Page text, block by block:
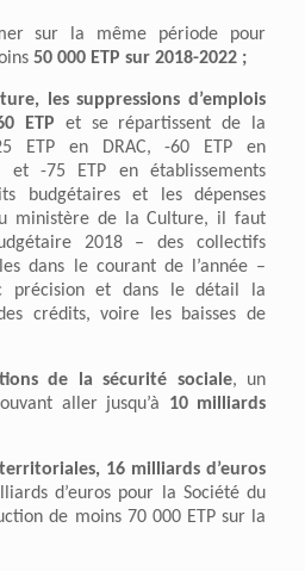
sur la même période pour
50 000 ETP sur 2018-2022 ;
les suppressions d’emplois
ETP et se répartissent de la
ETP en DRAC, -60 ETP en
et -75 ETP en établissements
budgétaires et les dépenses
ministère de la Culture, il faut
2018 – des collectifs
dans le courant de l’année –
précision et dans le détail la
crédits, voire les baisses de
de la sécurité sociale, un
aller jusqu’à 10 milliards
16 milliards d’euros
d’euros pour la Société du
de moins 70 000 ETP sur la